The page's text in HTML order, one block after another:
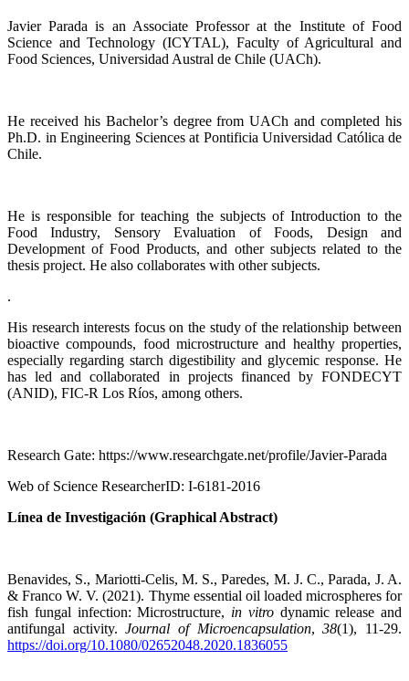
Javier Parada is an Associate Professor at the Institute of Food
Science and Technology (ICYTAL), Faculty of Agricultural and
Food Sciences, Universidad Austral de Chile (UACh).
He received his Bachelor’s degree from UACh and completed his
Ph.D. in Engineering Sciences at Pontificia Universidad Católica de
Chile.
He is responsible for teaching the subjects of Introduction to the
Food Industry, Sensory Evaluation of Foods, Design and
Development of Food Products, and other subjects related to the
thesis project. He also collaborates with other subjects.
.
His research interests focus on the study of the relationship between
bioactive compounds, food microstructure and healthy properties,
especially regarding starch digestibility and glycemic response. He
has led and collaborated in projects financed by FONDECYT
(ANID), FIC-R Los Ríos, among others.
Research Gate: https://www.researchgate.net/profile/Javier-Parada
Web of Science ResearcherID: I-6181-2016
Línea de Investigación (Graphical Abstract)
Benavides, S., Mariotti-Celis, M. S., Paredes, M. J. C., Parada, J. A.
& Franco W. V. (2021). Thyme essential oil loaded microspheres for
fish fungal infection: Microstructure, in vitrodynamic release and
antifungal activity.Journal of Microencapsulation,38(1), 11-29.
https://doi.org/10.1080/02652048.2020.1836055